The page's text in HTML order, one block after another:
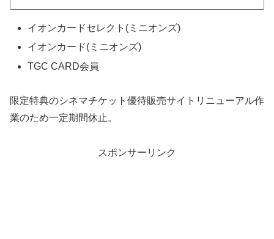
イオンカードセレクト(ミニオンズ)
イオンカード(ミニオンズ)
TGC CARD会員
限定特典のシネマチケット優待販売サイトリニューアル作
業のため一定期間休止。
スポンサーリンク